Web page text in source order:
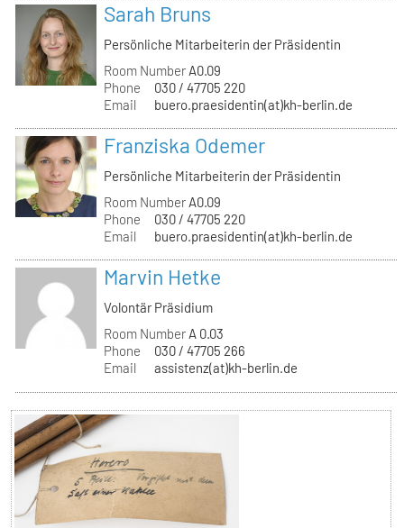
Sarah Bruns
Persönliche Mitarbeiterin der Präsidentin
Room Number A0.09
Phone
030 / 47705 220
Email
buero.praesidentin(at)kh-berlin.de
Franziska Odemer
Persönliche Mitarbeiterin der Präsidentin
Room Number A0.09
Phone
030 / 47705 220
Email
buero.praesidentin(at)kh-berlin.de
Marvin Hetke
Volontär Präsidium
Room Number A 0.03
Phone
030 / 47705 266
Email
assistenz(at)kh-berlin.de